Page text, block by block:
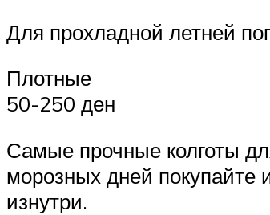
Для прохладной летней
Плотные
50-250 ден
Самые прочные колготы
морозных дней покупайте
изнутри.